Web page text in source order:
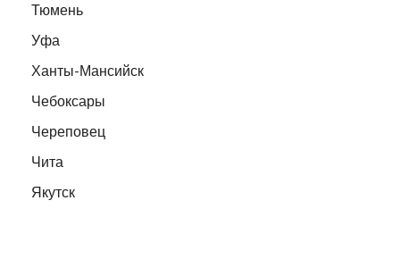
Тюмень
Уфа
Ханты-Мансийск
Чебоксары
Череповец
Чита
Якутск